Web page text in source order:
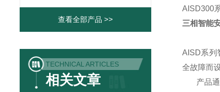
查看全部产品 >>
TECHNICAL ARTICLES
相关文章
AISD300
三相智能
AISD系列
全故障而
产品通